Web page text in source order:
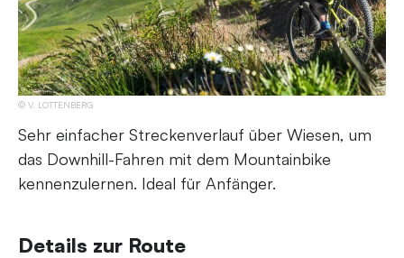
V. LOTTENBERG
Sehr einfacher Streckenverlauf über Wiesen, um
das Downhill-Fahren mit dem Mountainbike
kennenzulernen. Ideal für Anfänger.
Details zur Route